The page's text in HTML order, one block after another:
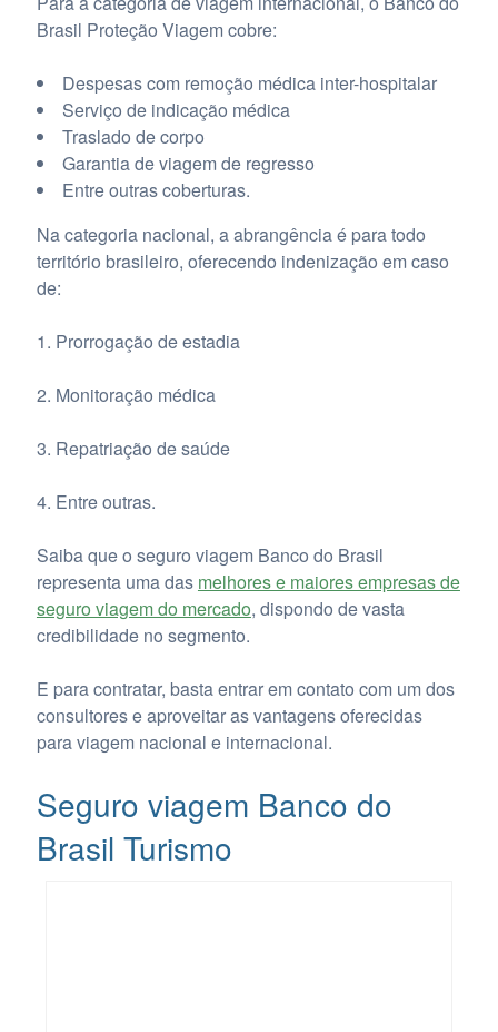
Brasil Proteção Viagem cobre:
Despesas com remoção médica inter-hospitalar
Serviço de indicação médica
Traslado de corpo
Garantia de viagem de regresso
Entre outras coberturas.
Na categoria nacional, a abrangência é para todo
território brasileiro, oferecendo indenização em caso
de:
1. Prorrogação de estadia
2. Monitoração médica
3. Repatriação de saúde
4. Entre outras.
Saiba que o seguro viagem Banco do Brasil
representa uma das melhores e maiores empresas de
seguro viagem do mercado, dispondo de vasta
credibilidade no segmento.
E para contratar, basta entrar em contato com um dos
consultores e aproveitar as vantagens oferecidas
para viagem nacional e internacional.
Seguro viagem Banco do
Brasil Turismo